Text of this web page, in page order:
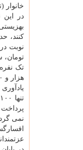
خانوار
هزار و ۵۰۰ تومان است.
نمی